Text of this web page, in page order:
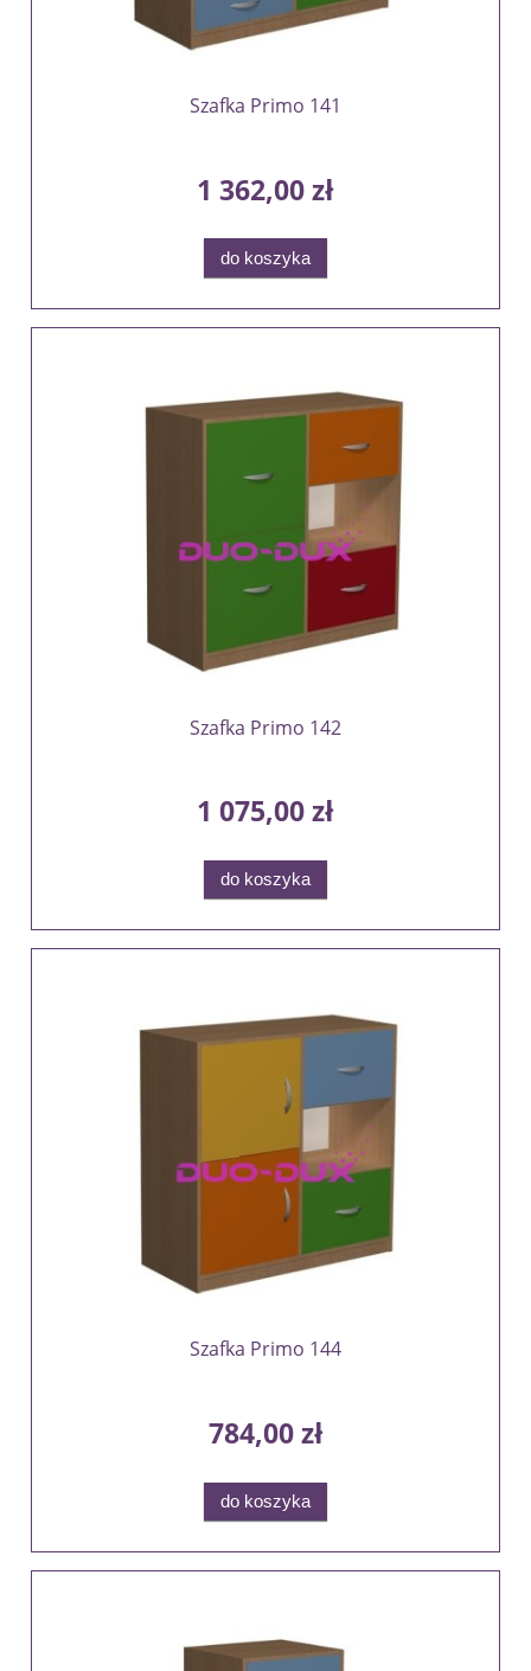
Szafka Primo 141
1 362,00 zł
do koszyka
Szafka Primo 142
1 075,00 zł
do koszyka
Szafka Primo 144
784,00 zł
do koszyka